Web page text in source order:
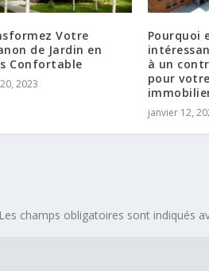
Votre
de Jardin en
Confortable
2023
Pourquoi
à un
pour
janvier 12,
Les champs obligatoires sont indiqués